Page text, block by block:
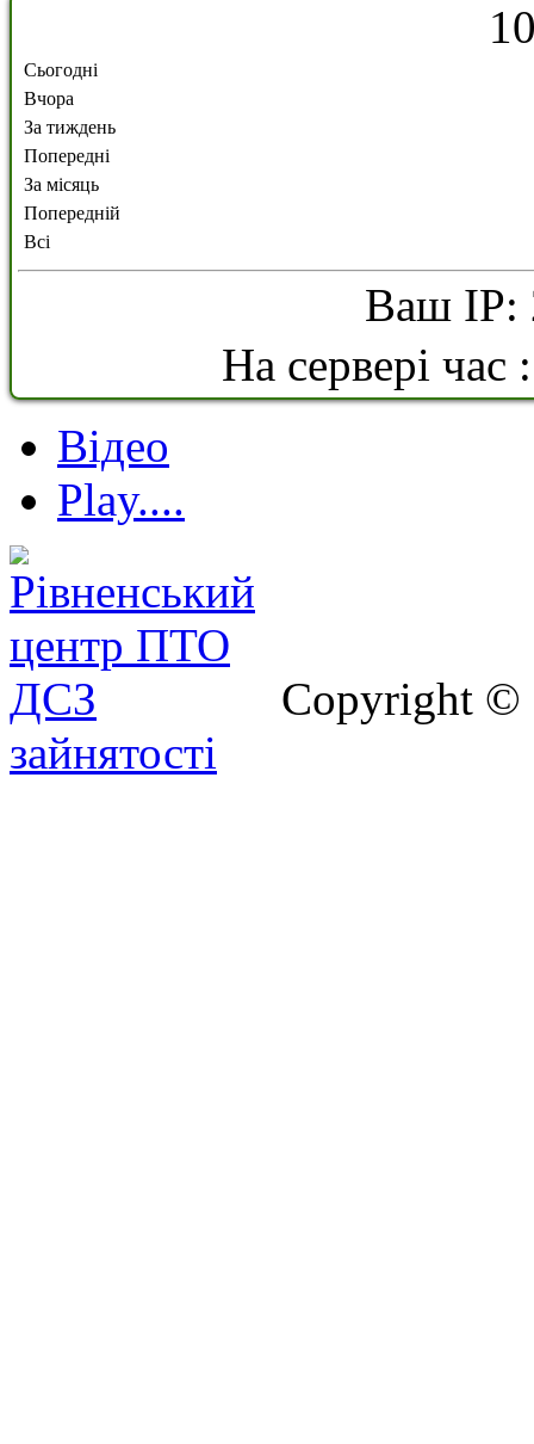
1
Сьогодні
Вчора
За тиждень
Попередні
За місяць
Попередній
Всі
Ваш IP:
На сервері
Відео
Play....
Copyright
зайнятості